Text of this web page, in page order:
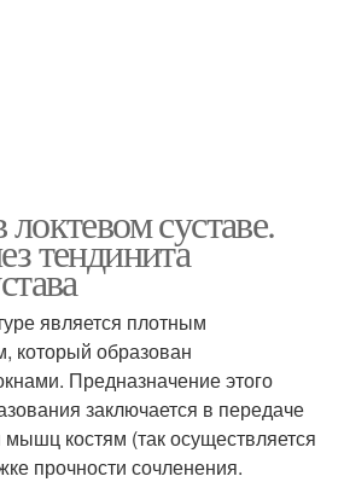
суставе.
тендинита
является плотным
который образован
Предназначение этого
заключается в передаче
костям (так осуществляется
прочности сочленения.